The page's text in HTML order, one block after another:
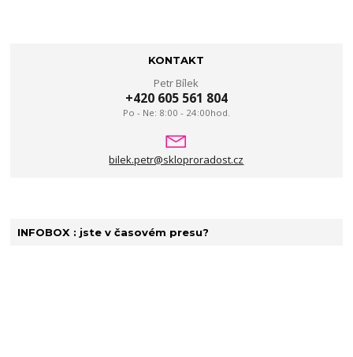
KONTAKT
Petr Bílek
+420 605 561 804
Po - Ne: 8:00 - 24:00hod.
bilek.petr@skloproradost.cz
INFOBOX : jste v časovém presu?